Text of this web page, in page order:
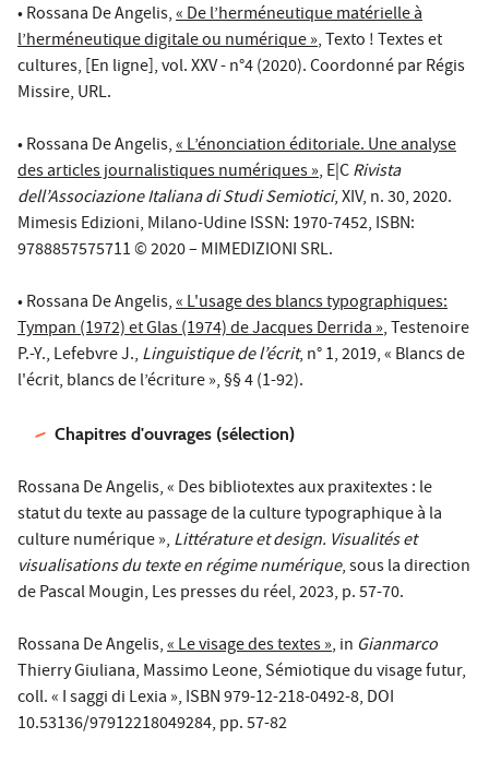
​​​​​​​• Rossana De Angelis,« De l’herméneutique matérielle à
l’herméneutique digitale ou numérique », Texto ! Textes et
cultures, [En ligne], vol. XXV - n°4 (2020). Coordonné par Régis
Missire, URL.
• Rossana De Angelis,« L’énonciation éditoriale. Une analyse
des articles journalistiques numériques », E|CRivista
dell’Associazione Italiana di Studi Semiotici, XIV, n. 30, 2020.
Mimesis Edizioni, Milano-Udine ISSN: 1970-7452, ISBN:
9788857575711 © 2020 – MIMEDIZIONI SRL.
​​​​​​​• Rossana De Angelis,« L'usage des blancs typographiques:
Tympan (1972) et Glas (1974) de Jacques Derrida », Testenoire
P.-Y., Lefebvre J., Linguistique de l’écrit, n° 1, 2019, « Blancs de
l'écrit, blancs de l’écriture », §§ 4 (1-92).
Chapitres d'ouvrages (sélection)
Rossana De Angelis, « Des bibliotextes aux praxitextes : le
statut du texte au passage de la culture typographique à la
culture numérique », Littérature et design. Visualités et
visualisations du texte en régime numérique, sous la direction
de Pascal Mougin, Les presses du réel, 2023, p. 57-70.
Rossana De Angelis,« Le visage des textes », in Gianmarco
Thierry Giuliana, Massimo Leone, Sémiotique du visage futur,
coll. « I saggi di Lexia », ISBN 979-12-218-0492-8, DOI
10.53136/97912218049284, pp. 57-82